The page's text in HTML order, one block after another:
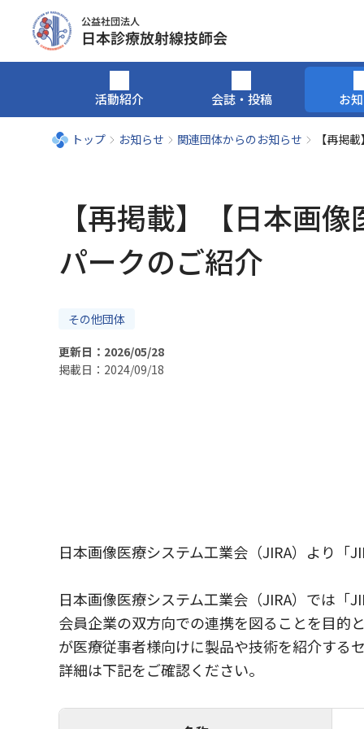
活動紹介 会誌・投稿 お
トップ お知らせ 関連団体からのお知らせ 【再掲
【再掲載】【日本画
パークのご紹介
その他団体
更新日：2026/05/28
掲載日：2024/09/18
日本画像医療システム工業会（JIRA）より「
日本画像医療システム工業会（JIRA）では「
会員企業の双方向での連携を図ることを目的
が医療従事者様向けに製品や技術を紹介する
詳細は下記をご確認ください。